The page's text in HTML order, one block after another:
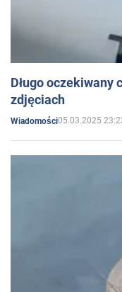
Długo oczekiwany
zdjęciach
Wiadomości05.03.2025